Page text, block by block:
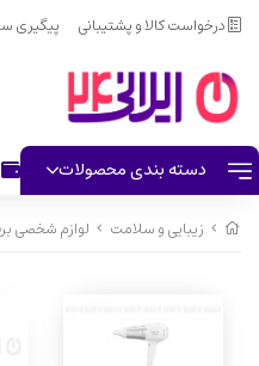
درخواست کالا و پشتیبانی پیگیری
دسته بندی محصولات
زیبایی و سلامت لوازم شخصی